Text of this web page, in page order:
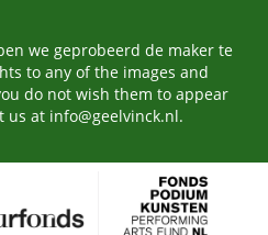
we geprobeerd de maker te
to any of the images and
do not wish them to appear
us at info@geelvinck.nl.